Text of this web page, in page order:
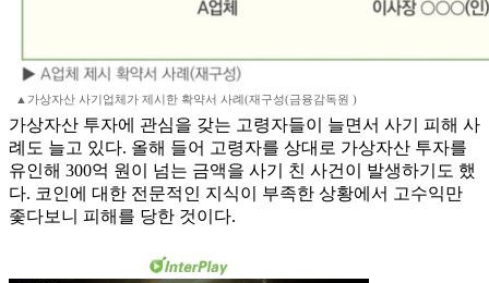
▲가상자산 사기업체가 제시한 확약서 사례(재구성(금융감독원 )
가상자산 투자에 관심을 갖는 고령자들이 늘면서 사기 피해 사
례도 늘고 있다. 올해 들어 고령자를 상대로 가상자산 투자를
유인해 300억 원이 넘는 금액을 사기 친 사건이 발생하기도 했
다. 코인에 대한 전문적인 지식이 부족한 상황에서 고수익만
좇다보니 피해를 당한 것이다.